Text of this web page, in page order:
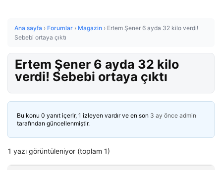
Ana sayfa › Forumlar › Magazin › Ertem Şener 6 ayda 32 kilo verdi!
Sebebi ortaya çıktı
Ertem Şener 6 ayda 32 kilo
verdi! Sebebi ortaya çıktı
Bu konu 0 yanıt içerir, 1 izleyen vardır ve en son 3 ay önce admin
tarafından güncellenmiştir.
1 yazı görüntüleniyor (toplam 1)